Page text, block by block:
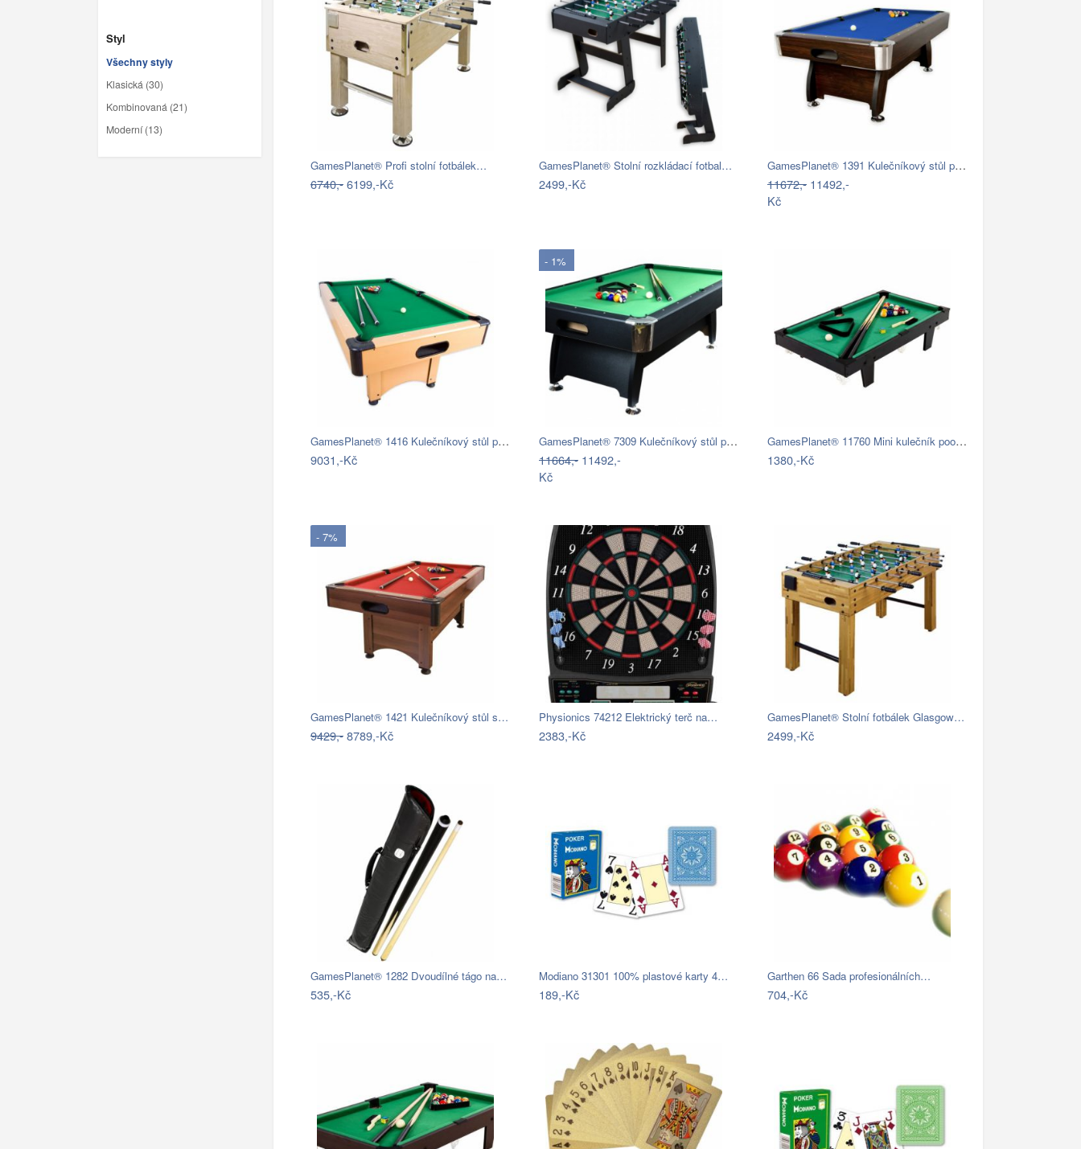
Styl
Všechny styly
Klasická (30)
Kombinovaná (21)
Moderní (13)
GamesPlanet® Profi stolní fotbálek…
6740,-6199,-Kč
GamesPlanet® Stolní rozkládací fotbal…
2499,-Kč
GamesPlanet® 1391 Kulečníkový stůl pool…
11672,- 11492,-
Kč
GamesPlanet® 1416 Kulečníkový stůl pool…
9031,-Kč
- 1%
GamesPlanet® 7309 Kulečníkový stůl pool…
11664,- 11492,-
Kč
GamesPlanet® 11760 Mini kulečník pool s…
1380,-Kč
- 7%
GamesPlanet® 1421 Kulečníkový stůl s…
9429,-8789,-Kč
Physionics 74212 Elektrický terč na…
2383,-Kč
GamesPlanet® Stolní fotbálek Glasgow…
2499,-Kč
GamesPlanet® 1282 Dvoudílné tágo na…
535,-Kč
Modiano 31301 100% plastové karty 4…
189,-Kč
Garthen 66 Sada profesionálních…
704,-Kč